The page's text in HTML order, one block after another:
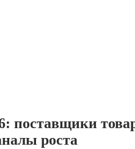
поставщики
роста